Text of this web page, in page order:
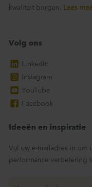
kwaliteit borgen.
Lees
Volg ons
LinkedIn
Instagram
YouTube
Facebook
Ideeën en inspiratie
Vul uw e-mailadres in om
performance verbetering